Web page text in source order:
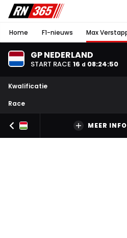
Home F1-nieuws Max
GP NEDERLAND
START RACE 16 d 08:24:50
Kwalificatie
Race
MEER